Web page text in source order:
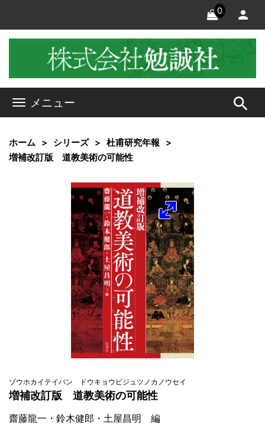
0
メニュー search
ホーム シリーズ
杜甫研究年報
増補改訂版 道教美術の可能性
ゾウホカイテイバン ドウキョウビジュツノカノウセイ
増補改訂版 道教美術の可能性
齋藤龍一・鈴木健郎・土屋昌明 編